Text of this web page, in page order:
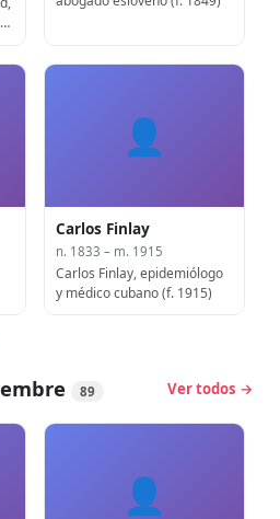
👤
Carlos Finlay
n. 1833 – m. 1915
Carlos Finlay, epidemiólogo
y médico cubano (f. 1915)
89 Ver todos →
👤